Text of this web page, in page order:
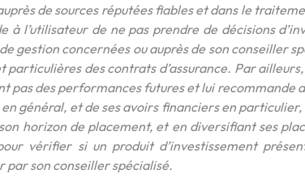
de sources réputées fiables et dans le
l’utilisateur de ne pas prendre de décisions
gestion concernées ou auprès de son conseiller
des contrats d’assurance. Par
pas des performances futures et lui recommande
général, et de ses avoirs financiers en
horizon de placement, et en diversifiant ses
vérifier si un produit d’investissement
par son conseiller spécialisé.